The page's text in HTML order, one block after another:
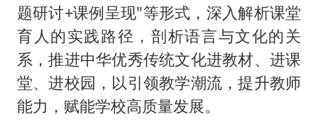
题研讨+课例呈现"等形式，深入解析课堂
育人的实践路径，剖析语言与文化的关
系，推进中华优秀传统文化进教材、进课
堂、进校园，以引领教学潮流，提升教师
能力，赋能学校高质量发展。